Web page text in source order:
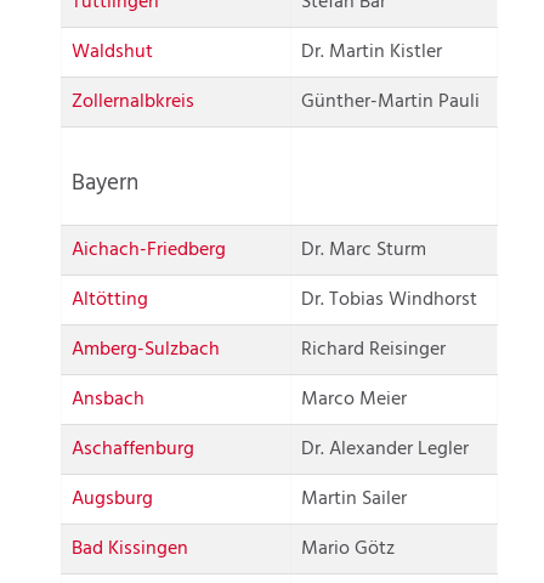
Waldshut
Dr. Martin Kistler
Zollernalbkreis
Günther-Martin Pauli
Bayern
Aichach-Friedberg
Dr. Marc Sturm
Altötting
Dr. Tobias Windhorst
Amberg-Sulzbach
Richard Reisinger
Ansbach
Marco Meier
Aschaffenburg
Dr. Alexander Legler
Augsburg
Martin Sailer
Bad Kissingen
Mario Götz